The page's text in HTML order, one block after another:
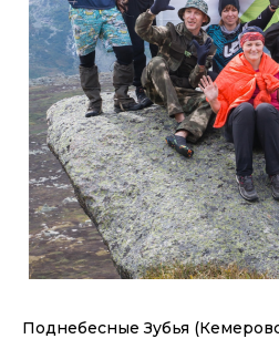
Поднебесные Зубья